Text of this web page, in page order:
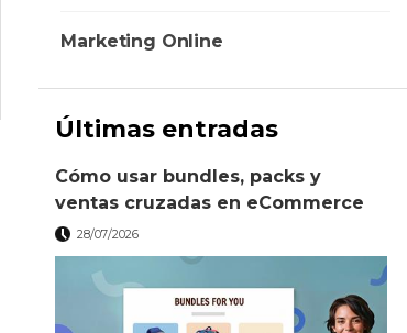
Marketing Online
Últimas entradas
Cómo usar bundles, packs y
ventas cruzadas en eCommerce
28/07/2026